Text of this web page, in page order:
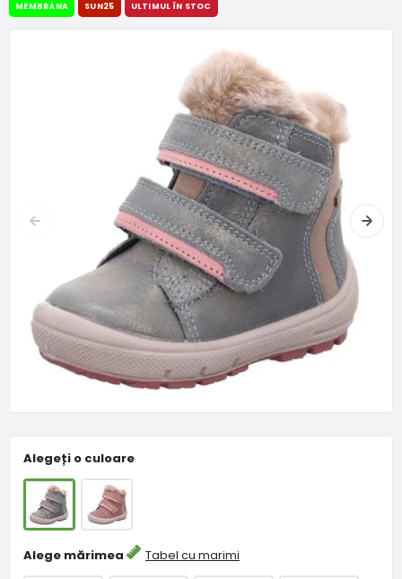
Alegeți o culoare
Alege mărimea Tabel cu marimi
MEMBRÁNA SUN25 ULTIMUL ÎN STOC